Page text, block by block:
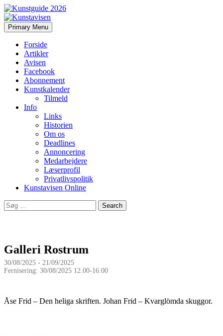
Kunstavisen
Search
Primary Menu Skip
to
Forside
Artikler
Avisen
Facebook
Abonnement
Kunstkalender
Tilmeld
Info
Links
Historien
Om os
Deadlines
Annoncering
Medarbejdere
Læserprofil
Privatlivspolitik
Kunstavisen Online
Search
for:
Galleri Rostrum
30/08/2025 - 21/09/2025
Fernisering: 30/08/2025 12.00-16.00
Åse Frid – Den heliga skriften. Johan Frid – Kvarglömda skuggor.